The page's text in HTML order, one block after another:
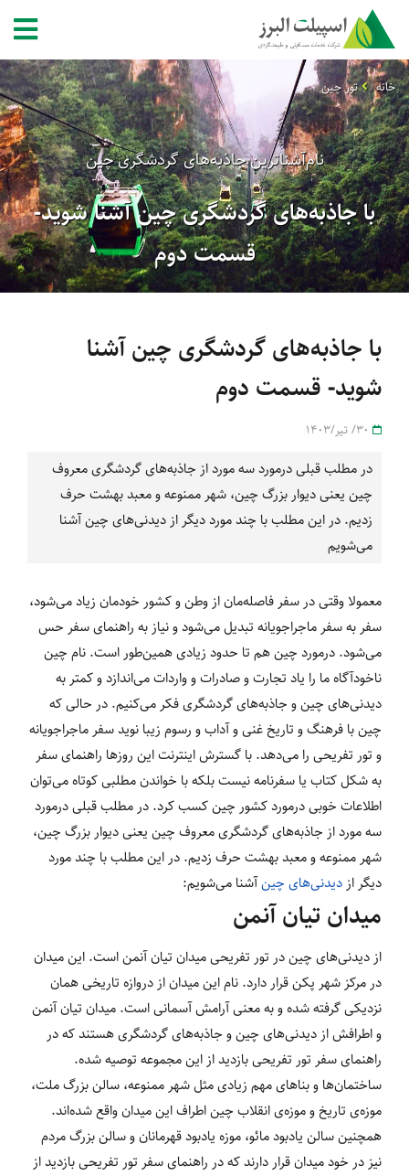
خانه تور چین
نام‌آشناترین جاذبه‌های گردشگری چین
با جاذبه‌های گردشگری چین آشنا شوید-
قسمت دوم
با جاذبه‌های گردشگری چین آشنا
شوید- قسمت دوم
در مطلب قبلی درمورد سه مورد از جاذبه‌های گردشگری معروف
چین یعنی دیوار بزرگ چین، شهر ممنوعه و معبد بهشت حرف
زدیم. در این مطلب با چند مورد دیگر از دیدنی‌های چین آشنا
می‌شویم
معمولا وقتی در سفر فاصله‌مان از وطن و کشور خودمان زیاد می‌شود،
سفر به سفر ماجراجویانه تبدیل می‌شود و نیاز به راهنمای سفر حس
می‌شود. درمورد چین هم تا حدود زیادی همین‌طور است. نام چین
ناخودآگاه ما را یاد تجارت و صادرات و واردات می‌اندازد و کمتر به
دیدنی‌های چین و جاذبه‌های گردشگری فکر می‌کنیم. در حالی که
چین با فرهنگ و تاریخ غنی و آداب و رسوم زیبا نوید سفر ماجراجویانه
و تور تفریحی را می‌دهد. با گسترش اینترنت این روزها راهنمای سفر
به شکل کتاب یا سفرنامه نیست بلکه با خواندن مطلبی کوتاه می‌توان
اطلاعات خوبی درمورد کشور چین کسب کرد. در مطلب قبلی درمورد
سه مورد از جاذبه‌های گردشگری معروف چین یعنی دیوار بزرگ چین،
شهر ممنوعه و معبد بهشت حرف زدیم. در این مطلب با چند مورد
دیگر از دیدنی‌های چینآشنا می‌شویم:
میدان تیان آنمن
از دیدنی‌های چین در تور تفریحی میدان تیان آنمن است. این میدان
در مرکز شهر پکن قرار دارد. نام این میدان از دروازه تاریخی همان
نزدیکی گرفته شده و به معنی آرامش آسمانی است. میدان تیان آنمن
و اطرافش از دیدنی‌های چین و جاذبه‌های گردشگری هستند که در
راهنمای سفر تور تفریحی بازدید از این مجموعه توصیه شده.
ساختمان‌ها و بناهای مهم زیادی مثل شهر ممنوعه، سالن بزرگ ملت،
موزه‌ی تاریخ و موزه‌ی انقلاب چین اطراف این میدان واقع شده‌اند.
همچنین سالن یادبود مائو، موزه یادبود قهرمانان و سالن بزرگ مردم
نیز در خود میدان قرار دارند که در راهنمای سفر تور تفریحی بازدید از